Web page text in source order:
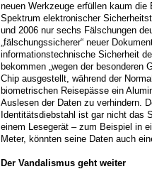
neuen Werkzeuge erfüllen kaum
Spektrum elektronischer
und 2006 nur sechs Fälschungen
„fälschungssicherer“ neuer
informationstechnische Sicherheit
bekommen „wegen der besonderen
Chip ausgestellt, während der
biometrischen Reisepässe ein
Auslesen der Daten zu verhindern.
Identitätsdiebstahl ist gar nicht das
einem Lesegerät – zum Beispiel in
Meter, könnten seine Daten auch
Der Vandalismus geht weiter